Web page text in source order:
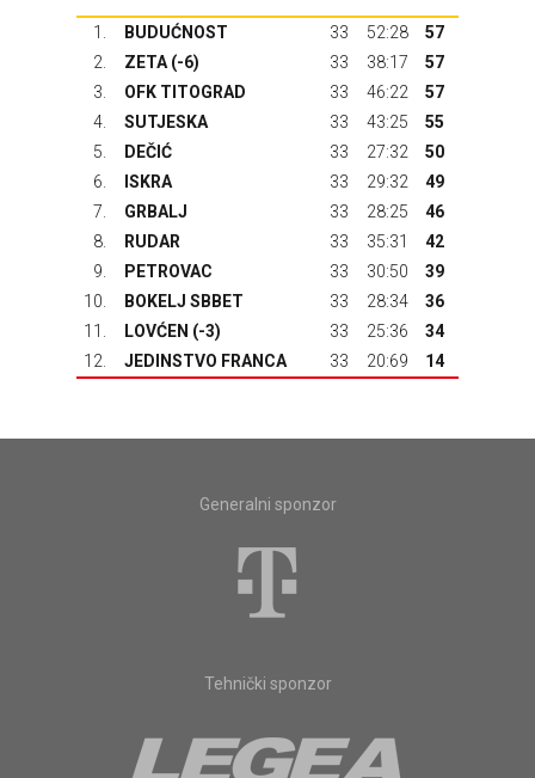
1. BUDUĆNOST 33 52:28
57
2.
ZETA (-6) 33 38:17
57
3.
OFK TITOGRAD 33 46:22
57
4.
SUTJESKA 33 43:25
55
5.
DEČIĆ 33 27:32
50
6.
ISKRA 33 29:32
49
7.
GRBALJ 33 28:25
46
8.
RUDAR 33 35:31
42
9.
PETROVAC 33 30:50
39
10.
BOKELJ SBBET 33 28:34
36
11.
LOVĆEN (-3) 33 25:36
34
12.
JEDINSTVO FRANCA 33 20:69 14
Generalni sponzor
Tehnički sponzor